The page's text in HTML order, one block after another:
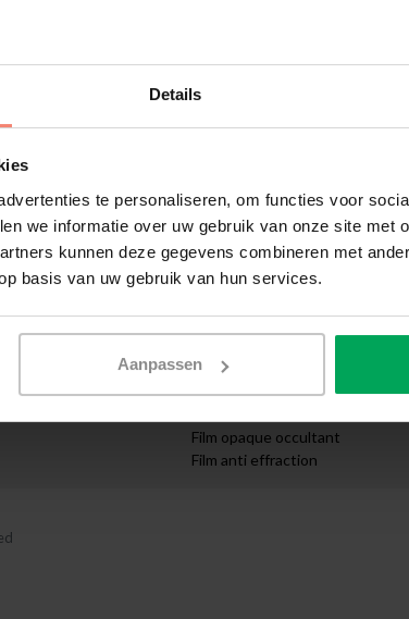
Details
te personaliseren, om functies voor
we informatie over uw gebruik van onze site met
kunnen deze gegevens combineren met
basis van uw gebruik van hun services.
Aanpassen
Service
Appliquez vous-même
Commande sur mesure
Instructions vidéo
Catégories
Film Anti-UV
Film décoratif
Film sécurité
Film opaque occultant
Film anti effraction